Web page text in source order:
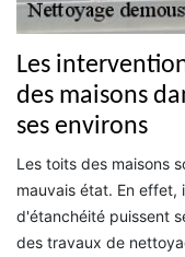
Les
des maisons
ses environs
Les toits des maisons
mauvais état. En effet,
d'étanchéité puissent
des travaux de